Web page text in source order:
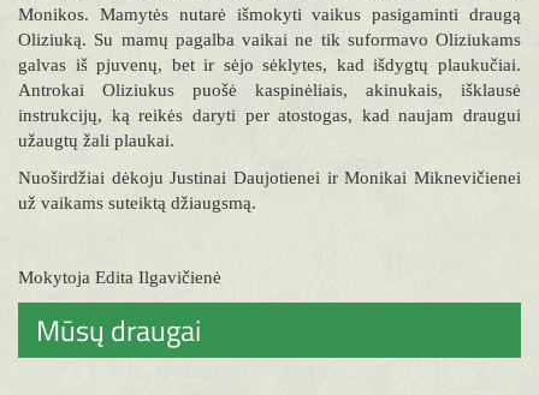
Monikos. Mamytės nutarė išmokyti vaikus pasigaminti draugą
Oliziuką. Su mamų pagalba vaikai ne tik suformavo Oliziukams
galvas iš pjuvenų, bet ir sėjo sėklytes, kad išdygtų plaukučiai.
Antrokai Oliziukus puošė kaspinėliais, akinukais, išklausė
instrukcijų, ką reikės daryti per atostogas, kad naujam draugui
užaugtų žali plaukai.
Nuoširdžiai dėkoju Justinai Daujotienei ir Monikai Miknevičienei
už vaikams suteiktą džiaugsmą.
Mokytoja Edita Ilgavičienė
Mūsų draugai